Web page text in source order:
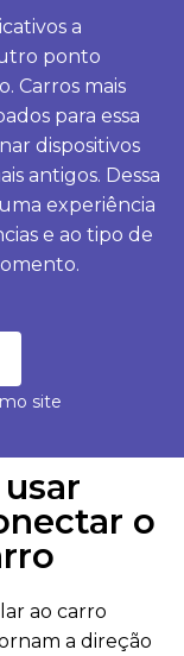
a
ponto
Carros mais
para essa
dispositivos
antigos. Dessa
experiência
e ao tipo de
site
o
ao carro
a direção